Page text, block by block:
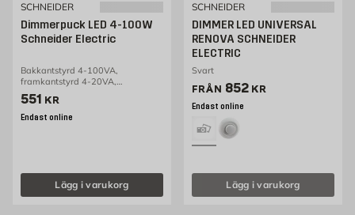
SCHNEIDER
Dimmerpuck LED 4-100W
Schneider Electric
Bakkantstyrd 4-100VA,
framkantstyrd 4-20VA,
skruvanslutning, IP20
Pris 551 kr
551 KR
Endast online
Lägg i varukorg
SCHNEIDER
DIMMER LED UNIVERSAL
RENOVA SCHNEIDER
ELECTRIC
Svart
FRÅN Pris 852 kr
852 KR
Endast online
Lägg i varukorg